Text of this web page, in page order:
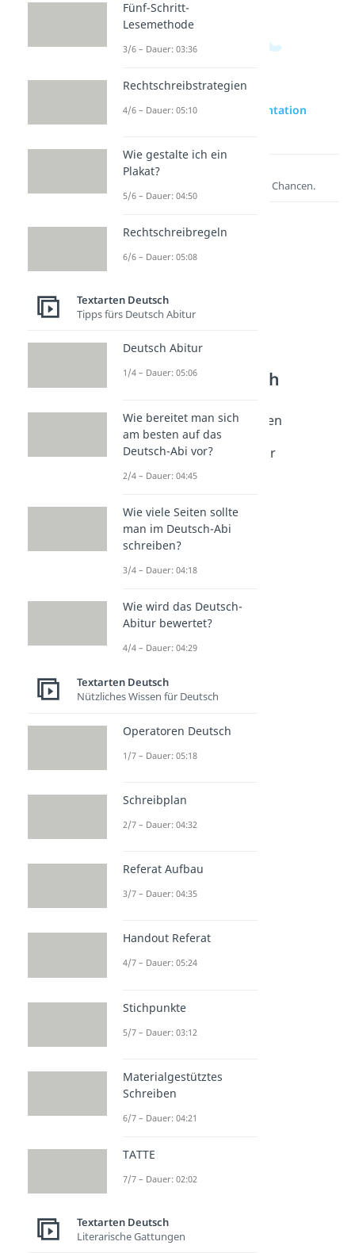
zur Videoseite: Argumentation
Entdecke hier deine Chancen.
Weitere Inhalte:
Textarten Deutsch
Argumentation schreiben
Dauer: 04:44
Argumentationsstruktur
Fünf-Schritt-
Lesemethode
3/6 – Dauer: 03:36
Rechtschreibstrategien
4/6 – Dauer: 05:10
Wie gestalte ich ein
Plakat?
5/6 – Dauer: 04:50
Rechtschreibregeln
6/6 – Dauer: 05:08
Textarten Deutsch
Tipps fürs Deutsch Abitur
Deutsch Abitur
1/4 – Dauer: 05:06
Wie bereitet man sich
am besten auf das
Deutsch-Abi vor?
2/4 – Dauer: 04:45
Wie viele Seiten sollte
man im Deutsch-Abi
schreiben?
3/4 – Dauer: 04:18
Wie wird das Deutsch-
Abitur bewertet?
4/4 – Dauer: 04:29
Textarten Deutsch
Nützliches Wissen für Deutsch
Operatoren Deutsch
1/7 – Dauer: 05:18
Schreibplan
2/7 – Dauer: 04:32
Referat Aufbau
3/7 – Dauer: 04:35
Handout Referat
4/7 – Dauer: 05:24
Stichpunkte
5/7 – Dauer: 03:12
Materialgestütztes
Schreiben
6/7 – Dauer: 04:21
TATTE
7/7 – Dauer: 02:02
Textarten Deutsch
Literarische Gattungen